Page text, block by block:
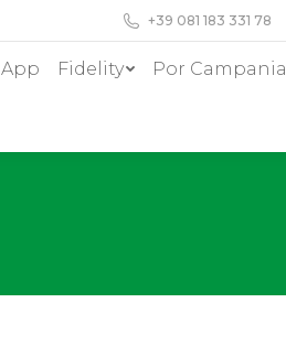
+39 081 183 331 78
App Fidelity Por Campania